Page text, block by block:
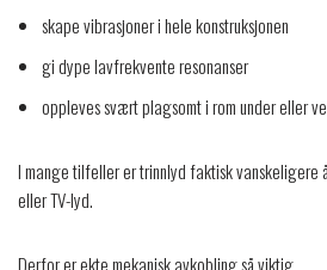
skape vibrasjoner i hele konstruksjonen
gi dype lavfrekvente resonanser
oppleves svært plagsomt i rom under eller
I mange tilfeller er trinnlyd faktisk vanskeligere
eller TV-lyd.
Derfor er ekte mekanisk avkobling så viktig.